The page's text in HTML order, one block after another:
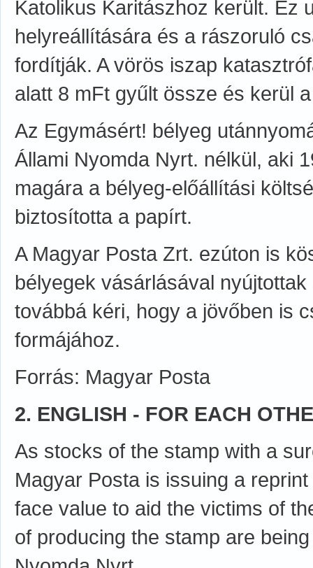
Katolikus Karitászhoz került. Ez
helyreállítására és a rászoruló
fordítják. A vörös iszap
alatt 8 mFt gyűlt össze és kerül
Az Egymásért! bélyeg
Állami Nyomda Nyrt. nélkül, aki
magára a bélyeg-előállítási
biztosította a papírt.
A Magyar Posta Zrt. ezúton is
bélyegek vásárlásával
továbbá kéri, hogy a jövőben is
formájához.
Forrás: Magyar Posta
2. ENGLISH - FOR EACH
As stocks of the stamp with a
Magyar Posta is issuing a
face value to aid the victims of
of producing the stamp are